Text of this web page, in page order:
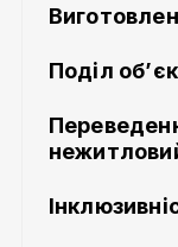
Поділ